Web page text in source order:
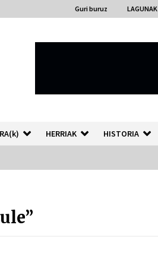
Guri buruz LAGUNAK
HERRIAK HISTORIA